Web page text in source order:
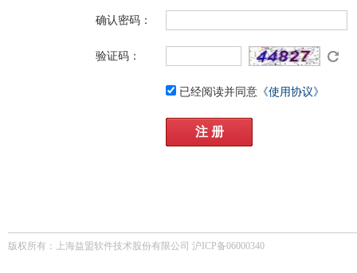
确认密码：
验证码：
已经阅读并同意 《使用协议》
注 册
版权所有：上海益盟软件技术股份有限公司 沪ICP备06000340